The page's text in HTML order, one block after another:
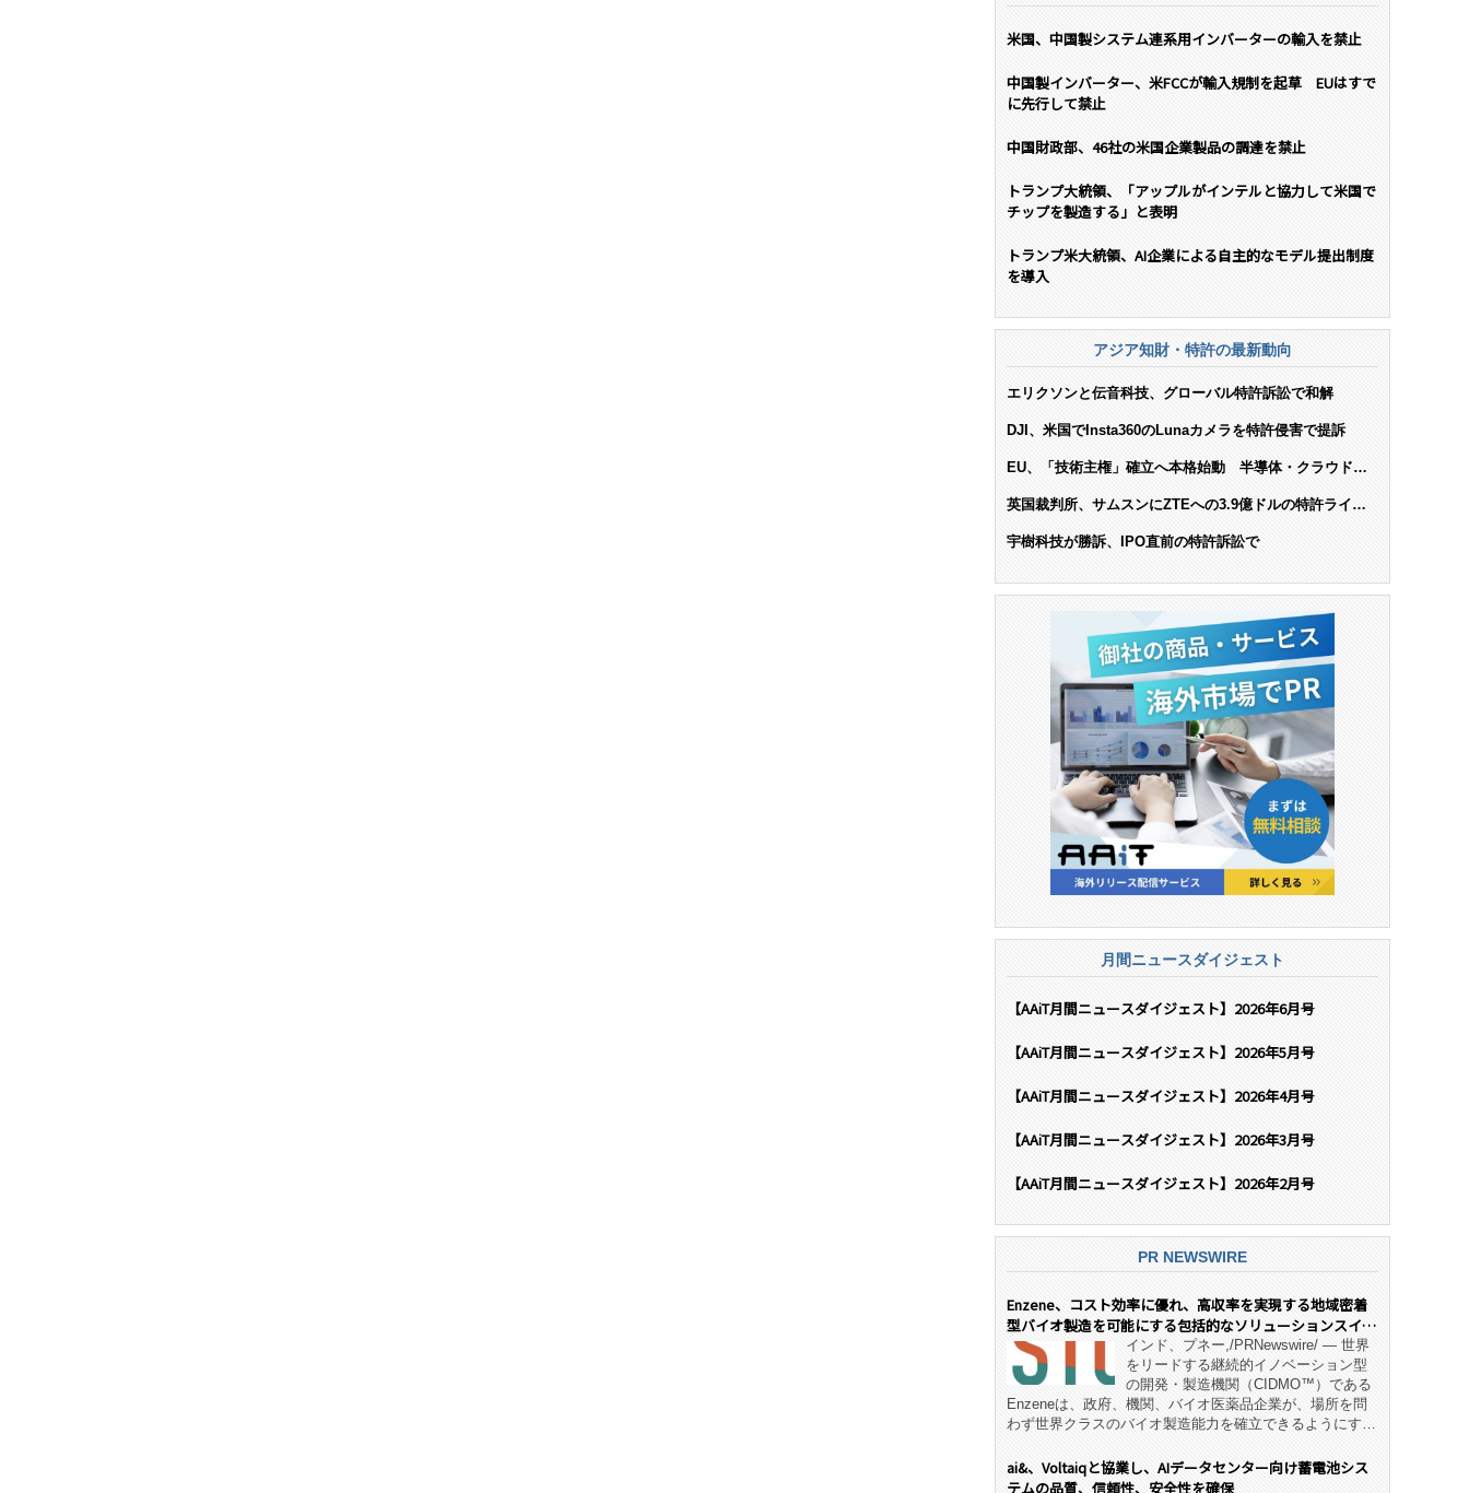
米国、中国製システム連系用インバーターの輸入を禁止
中国製インバーター、米FCCが輸入規制を起草 EUはすで
に先行して禁止
中国財政部、46社の米国企業製品の調達を禁止
トランプ大統領、「アップルがインテルと協力して米国で
チップを製造する」と表明
トランプ米大統領、AI企業による自主的なモデル提出制度
を導入
アジア知財・特許の最新動向
エリクソンと伝音科技、グローバル特許訴訟で和解
DJI、米国でInsta360のLunaカメラを特許侵害で提訴
EU、「技術主権」確立へ本格始動 半導体・クラウド・
英国裁判所、サムスンにZTEへの3.9億ドルの特許ライセ
宇樹科技が勝訴、IPO直前の特許訴訟で
月間ニュースダイジェスト
【AAiT月間ニュースダイジェスト】2026年6月号
【AAiT月間ニュースダイジェスト】2026年5月号
【AAiT月間ニュースダイジェスト】2026年4月号
【AAiT月間ニュースダイジェスト】2026年3月号
【AAiT月間ニュースダイジェスト】2026年2月号
PR NEWSWIRE
Enzene、コスト効率に優れ、高収率を実現する地域密着
型バイオ製造を可能にする包括的なソリューションスイー
ト「NeX™」 をリリースインド、プネー,/PRNewswire/ — 世界
をリードする継続的イノベーション型
の開発・製造機関（CIDMO™）である
Enzeneは、政府、機関、バイオ医薬品企業が、場所を問
わず世界クラスのバイオ製造能力を確立できるようにす
デル「NeX™」の立ち上げを発表しました。 同社の実績
あるEnzeneX® fully‑connected continuous
ai&、Voltaiqと協業し、AIデータセンター向け蓄電池シス
テムの品質、信頼性、安全性を確保